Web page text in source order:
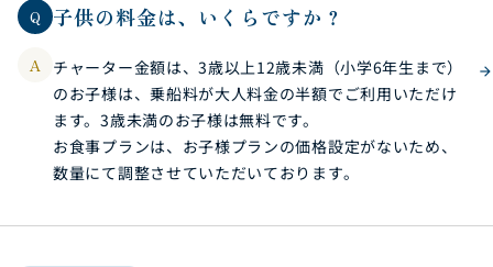
Q 子供の料金は、いくらですか？
A チャーター金額は、3歳以上12歳未満（小学6年生まで）
のお子様は、乗船料が大人料金の半額でご利用いただけ
ます。3歳未満のお子様は無料です。
お食事プランは、お子様プランの価格設定がないため、
数量にて調整させていただいております。